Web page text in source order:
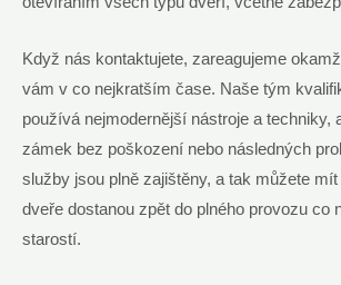
Když nás kontaktujete, zareagujeme
vám v co nejkratším čase. Naše tým
používá nejmodernější nástroje a techniky,
zámek bez poškození nebo následných
služby jsou plně zajištěny, a tak můžete
dveře dostanou zpět do plného provozu co
starostí.